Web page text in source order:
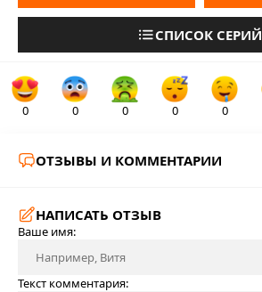
СПИСОК СЕРИЙ
0 0 0 0 0
ОТЗЫВЫ И КОММЕНТАРИИ
НАПИСАТЬ ОТЗЫВ
Ваше имя:
Текст комментария: